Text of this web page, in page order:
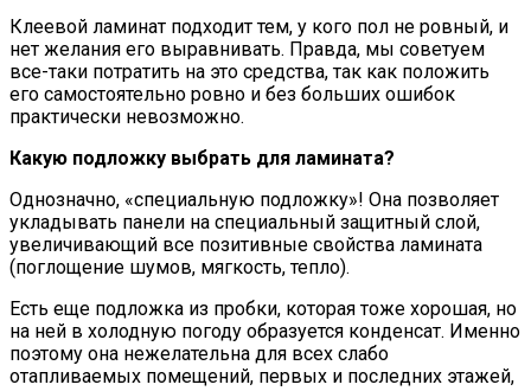
Клеевой ламинат подходит тем, у кого пол не ровный, и
нет желания его выравнивать. Правда, мы советуем
все-таки потратить на это средства, так как положить
его самостоятельно ровно и без больших ошибок
практически невозможно.
Какую подложку выбрать для ламината?
Однозначно, «специальную подложку»! Она позволяет
укладывать панели на специальный защитный слой,
увеличивающий все позитивные свойства ламината
(поглощение шумов, мягкость, тепло).
Есть еще подложка из пробки, которая тоже хорошая, но
на ней в холодную погоду образуется конденсат. Именно
поэтому она нежелательна для всех слабо
отапливаемых помещений, первых и последних этажей,